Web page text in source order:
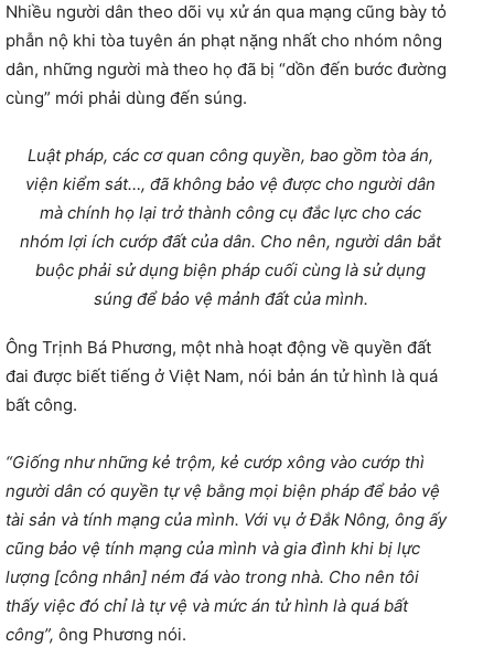
Nhiều người dân theo dõi vụ xử án qua mạng cũng bày tỏ
phẫn nộ khi tòa tuyên án phạt nặng nhất cho nhóm nông
dân, những người mà theo họ đã bị “dồn đến bước đường
cùng” mới phải dùng đến súng.
Luật pháp, các cơ quan công quyền, bao gồm tòa án,
viện kiểm sát…, đã không bảo vệ được cho người dân
mà chính họ lại trở thành công cụ đắc lực cho các
nhóm lợi ích cướp đất của dân. Cho nên, người dân bắt
buộc phải sử dụng biện pháp cuối cùng là sử dụng
súng để bảo vệ mảnh đất của mình.
Ông Trịnh Bá Phương, một nhà hoạt động về quyền đất
đai được biết tiếng ở Việt Nam, nói bản án tử hình là quá
bất công.
“Giống như những kẻ trộm, kẻ cướp xông vào cướp thì
người dân có quyền tự vệ bằng mọi biện pháp để bảo vệ
tài sản và tính mạng của mình. Với vụ ở Đắk Nông, ông ấy
cũng bảo vệ tính mạng của mình và gia đình khi bị lực
lượng [công nhân] ném đá vào trong nhà. Cho nên tôi
thấy việc đó chỉ là tự vệ và mức án tử hình là quá bất
công”, ông Phương nói.